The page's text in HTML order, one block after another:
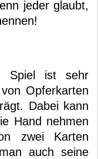
jeder glaubt,
Spiel ist sehr
Opferkarten
Dabei kann
Hand nehmen
zwei Karten
auch seine